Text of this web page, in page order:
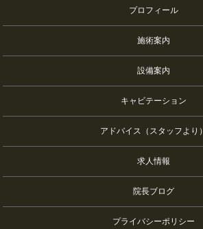
プロフィール
施術案内
設備案内
キャビテーション
アドバイス（スタッフより）
求人情報
院長ブログ
プライバシーポリシー